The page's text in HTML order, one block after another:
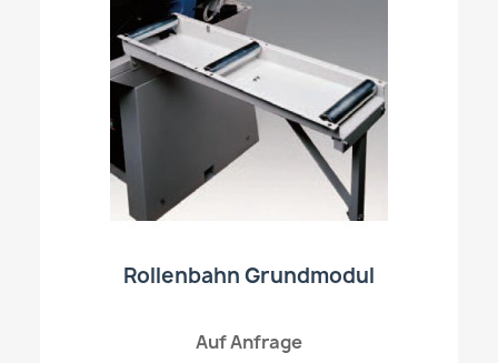
Rollenbahn Grundmodul
Auf Anfrage